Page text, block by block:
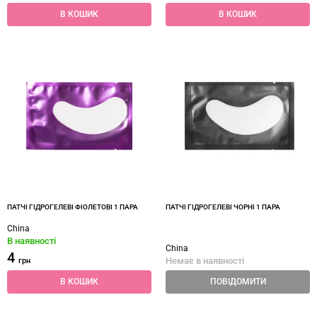
В КОШИК В КОШИК
ПАТЧІ ГІДРОГЕЛЕВІ ФІОЛЕТОВІ 1 ПАРА
China
В наявності
4 грн
В КОШИК
ПАТЧІ ГІДРОГЕЛЕВІ ЧОРНІ 1 ПАРА
China
Немає в наявності
ПОВІДОМИТИ